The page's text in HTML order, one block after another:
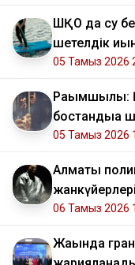
ШҚО да су
шетелдік
05 Тамыз 2026
Рақымшылық:
бостандыққа
05 Тамыз 2026
Алматы
06 Тамыз 2026
Жақында